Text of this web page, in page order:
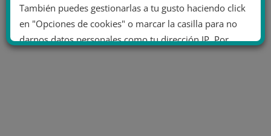
También puedes gestionarlas a tu gusto haciendo click
en "Opciones de cookies" o marcar la casilla para no
darnos datos personales como tu dirección IP. Por